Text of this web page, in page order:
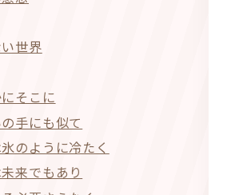
世界
そこに
手にも似て
のように冷たく
来でもあり